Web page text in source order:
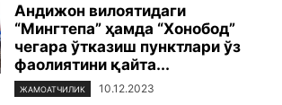
Андижон вилоятидаги
“Мингтепа” ҳамда “Хонобод”
чегара ўтказиш пунктлари ўз
фаолиятини қайта...
ЖАМОАТЧИЛИК 10.12.2023